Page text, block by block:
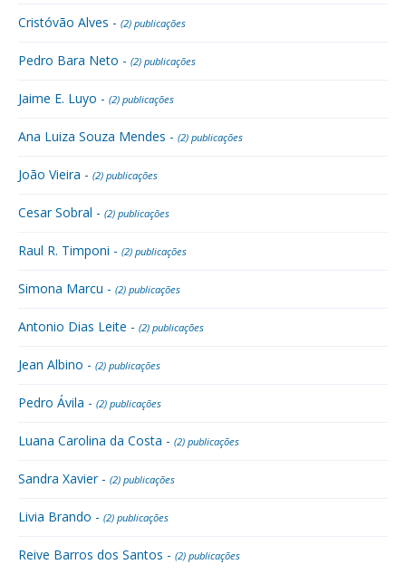
Cristóvão Alves - (2) publicações
Pedro Bara Neto - (2) publicações
Jaime E. Luyo - (2) publicações
Ana Luiza Souza Mendes - (2) publicações
João Vieira - (2) publicações
Cesar Sobral - (2) publicações
Raul R. Timponi - (2) publicações
Simona Marcu - (2) publicações
Antonio Dias Leite - (2) publicações
Jean Albino - (2) publicações
Pedro Ávila - (2) publicações
Luana Carolina da Costa - (2) publicações
Sandra Xavier - (2) publicações
Livia Brando - (2) publicações
Reive Barros dos Santos - (2) publicações